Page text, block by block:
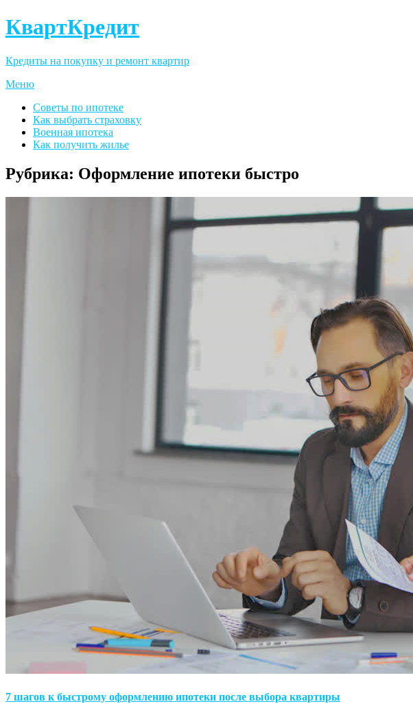
КвартКредит
Кредиты на покупку и ремонт квартир
Меню
Советы по ипотеке
Как выбрать страховку
Военная ипотека
Как получить жилье
Рубрика: Оформление ипотеки быстро
7 шагов к быстрому оформлению ипотеки после выбора квартиры